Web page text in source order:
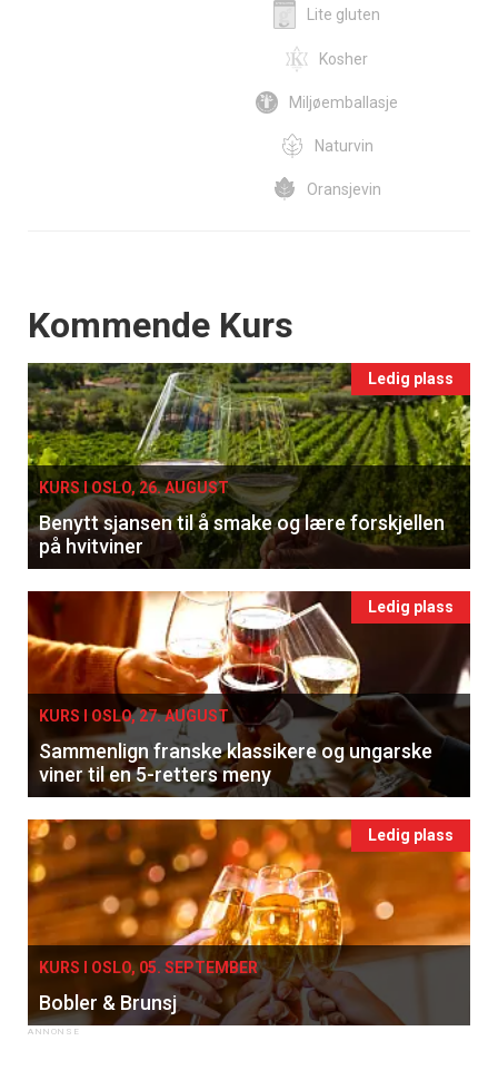
Lite gluten
Kosher
Miljøemballasje
Naturvin
Oransjevin
Events
Kommende Kurs
Ledig plass
KURS I OSLO, 26. AUGUST
Benytt sjansen til å smake og lære forskjellen
på hvitviner
Ledig plass
KURS I OSLO, 27. AUGUST
Sammenlign franske klassikere og ungarske
viner til en 5-retters meny
Ledig plass
KURS I OSLO, 05. SEPTEMBER
Bobler & Brunsj